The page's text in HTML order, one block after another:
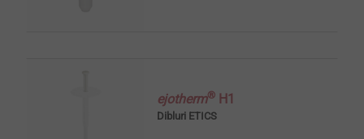
ejotherm® H1
Dibluri ETICS